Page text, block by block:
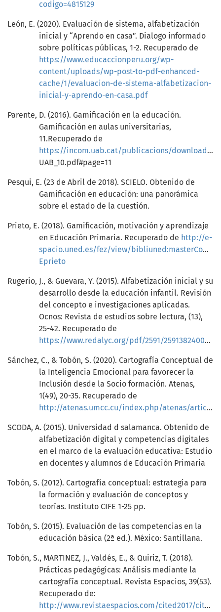
codigo=4815129
León, E. (2020). Evaluación de sistema, alfabetización
inicial y “Aprendo en casa”. Dialogo informado
sobre políticas públicas, 1-2. Recuperado de
https://www.educaccionperu.org/wp-
content/uploads/wp-post-to-pdf-enhanced-
cache/1/evaluacion-de-sistema-alfabetizacion-
inicial-y-aprendo-en-casa.pdf
Parente, D. (2016). Gamificación en la educación.
Gamificación en aulas universitarias,
11.Recuperado de
https://incom.uab.cat/publicacions/downloads/ebook10/Ebook_INCOM
UAB_10.pdf#page=11
Pesqui, E. (23 de Abril de 2018). SCIELO. Obtenido de
Gamificación en educación: una panorámica
sobre el estado de la cuestión.
Prieto, E. (2018). Gamificación, motivación y aprendizaje
en Educación Primaria. Recuperado de http://e-
spacio.uned.es/fez/view/
Eprieto
Rugerio, J., & Guevara, Y. (2015). Alfabetización inicial y su
desarrollo desde la educación infantil. Revisión
del concepto e investigaciones aplicadas.
Ocnos: Revista de estudios sobre lectura, (13),
25-42. Recuperado de
https://www.redalyc.org/pdf/2591/259138240002.pdf
Sánchez, C., & Tobón, S. (2020). Cartografía Conceptual de
la Inteligencia Emocional para favorecer la
Inclusión desde la Socio formación. Atenas,
1(49), 20-35. Recuperado de
http://atenas.umcc.cu/index.php/atenas/article/view/536
SCODA, A. (2015). Universidad d salamanca. Obtenido de
alfabetización digital y competencias digitales
en el marco de la evaluación educativa: Estudio
en docentes y alumnos de Educación Primaria
Tobón, S. (2012). Cartografía conceptual: estrategia para
la formación y evaluación de conceptos y
teorías. Instituto CIFE 1-25 pp.
Tobón, S. (2015). Evaluación de las competencias en la
educación básica (2ª ed.). México: Santillana.
Tobón, S., MARTINEZ, J., Valdés, E., & Quiriz, T. (2018).
Prácticas pedagógicas: Análisis mediante la
cartografía conceptual. Revista Espacios, 39(53).
Recuperado de:
http://www.revistaespacios.com/cited2017/